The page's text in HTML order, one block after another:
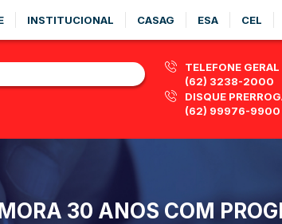
INSTITUCIONAL CASAG ESA CEL
TELEFONE GERAL
(62) 3238-2000
DISQUE
(62) 99976-9900
30 ANOS COM